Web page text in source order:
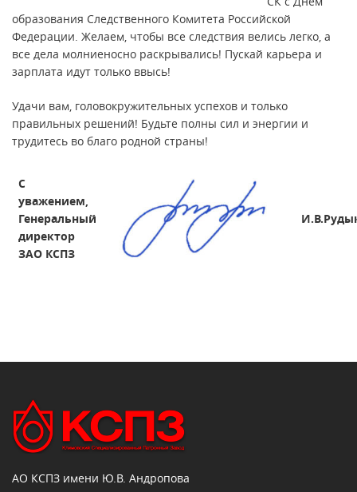
образования Следственного Комитета Российской
Федерации. Желаем, чтобы все следствия велись легко, а
все дела молниеносно раскрывались! Пускай карьера и
зарплата идут только ввысь!
Удачи вам, головокружительных успехов и только
правильных решений! Будьте полны сил и энергии и
трудитесь во благо родной страны!
С
уважением,
Генеральный
директор
ЗАО КСПЗ
АО КСПЗ имени Ю.В. Андропова